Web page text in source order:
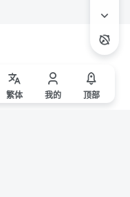
繁体 我的 顶部